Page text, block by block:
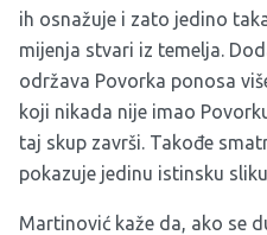
ih osnažuje i zato jedino
mijenja stvari iz temelja.
održava Povorka ponosa
koji nikada nije imao
taj skup završi. Takođe
pokazuje jedinu istinsku
Martinović kaže da, ako se